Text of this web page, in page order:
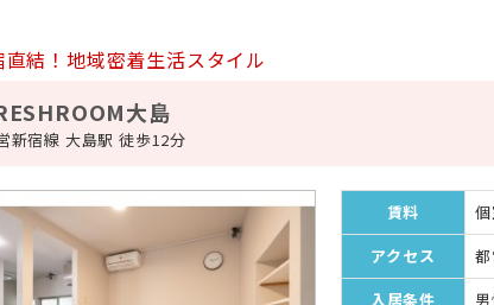
直結！地域密着生活スタイル
大島
新宿線 大島駅 徒歩12分
賃料
アクセス
入居条件